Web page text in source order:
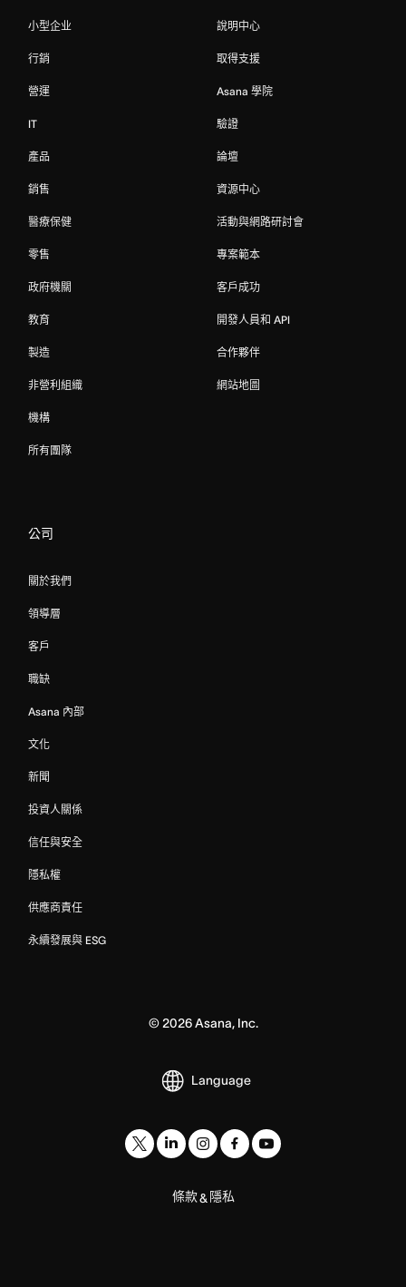
小型企业
行銷
營運
IT
產品
銷售
醫療保健
零售
政府機關
教育
製造
非營利組織
機構
所有團隊
說明中心
取得支援
Asana 學院
驗證
論壇
資源中心
活動與網路研討會
專案範本
客戶成功
開發人員和 API
合作夥伴
網站地圖
公司
關於我們
領導層
客戶
職缺
Asana 內部
文化
新聞
投資人關係
信任與安全
隱私權
供應商責任
永續發展與 ESG
©2026Asana, Inc.
Language
條款& 隱私